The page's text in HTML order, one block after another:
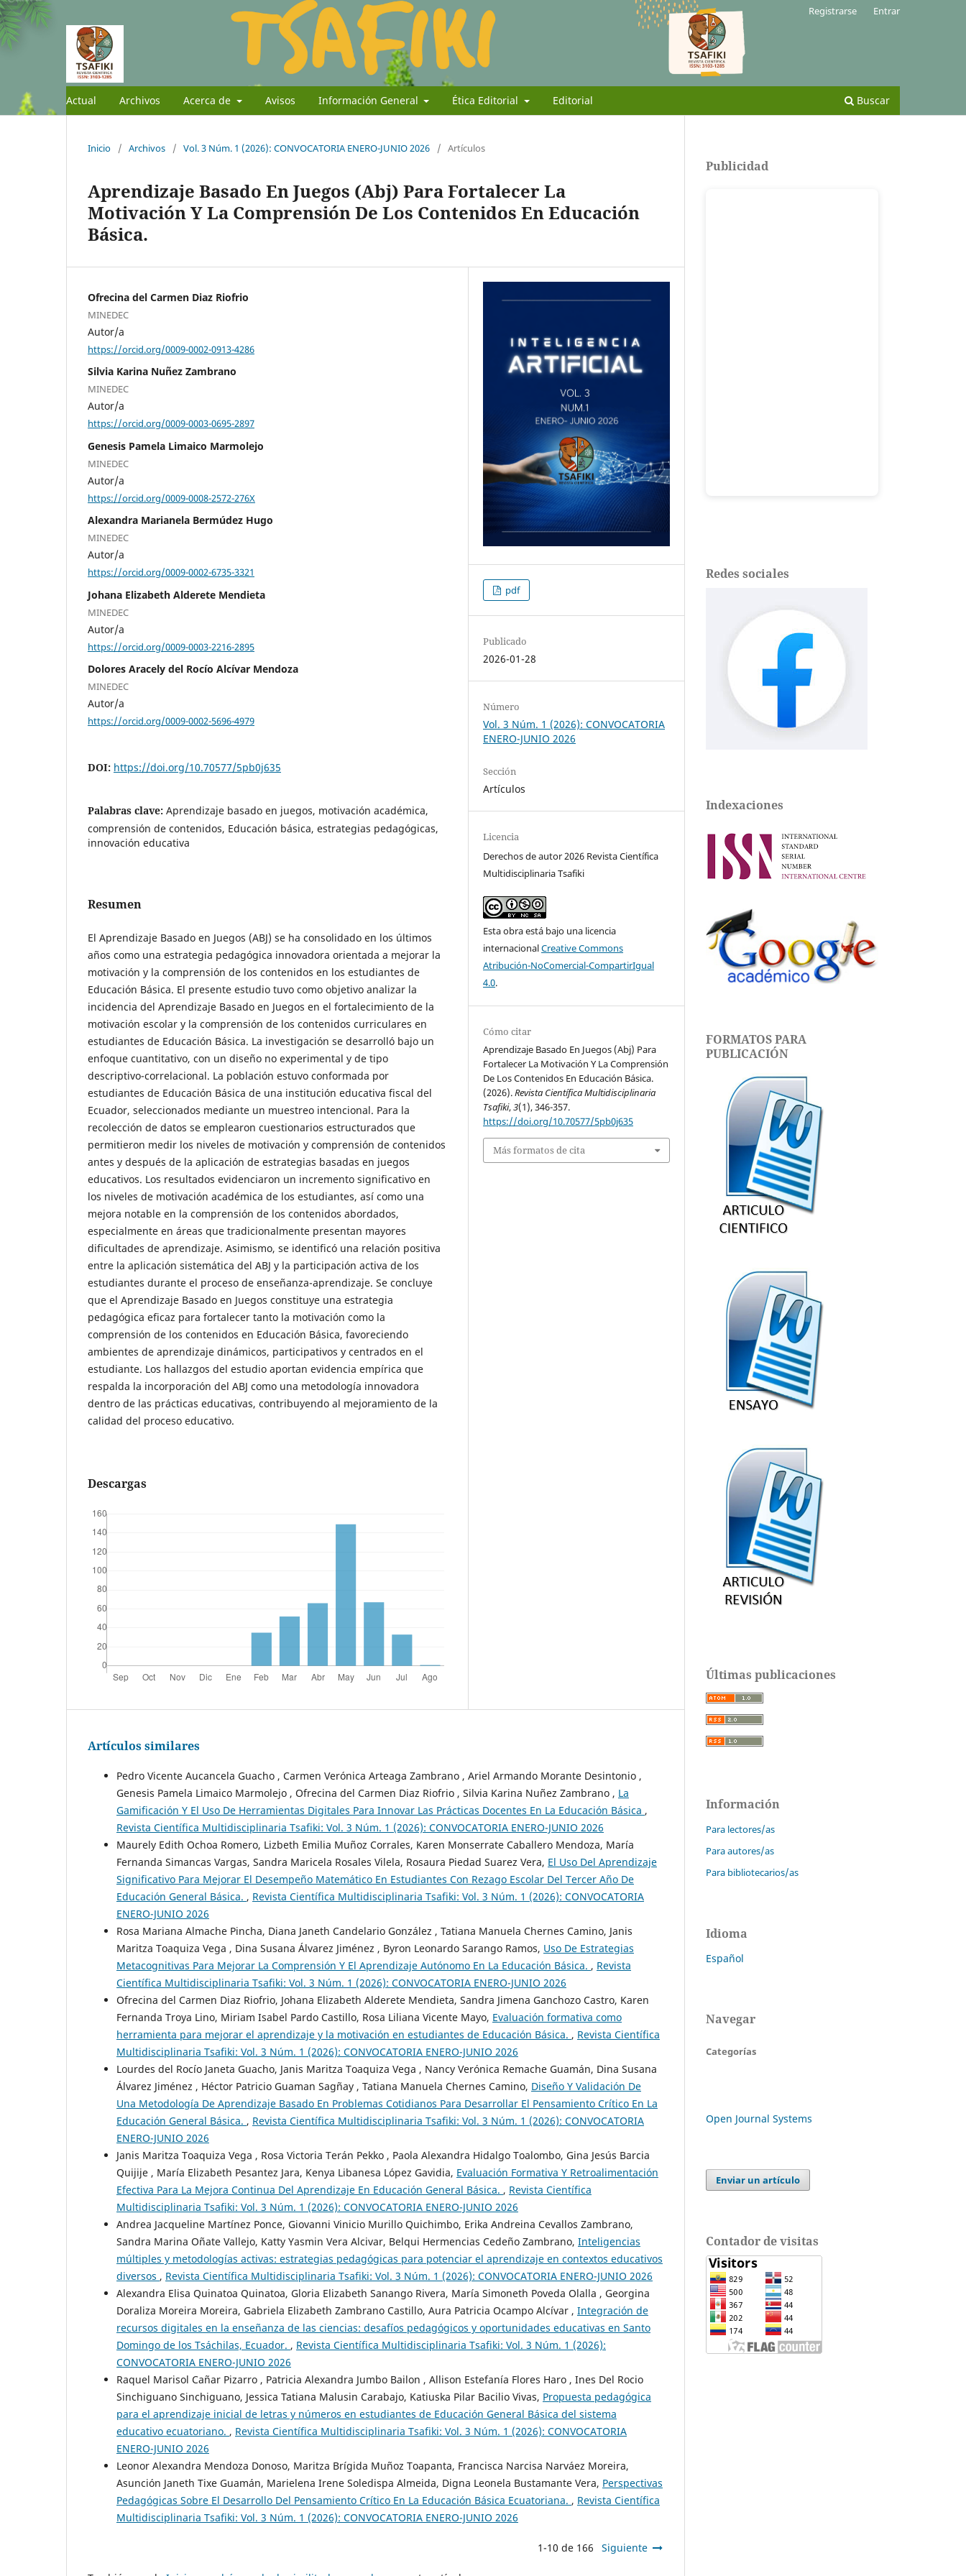
Actual Archivos Acerca de Avisos Información General Ética Editorial Editorial Buscar
Registrarse Entrar
Inicio / Archivos / Vol. 3 Núm. 1 (2026): CONVOCATORIA ENERO-JUNIO 2026 / Artículos
Aprendizaje Basado En Juegos (Abj) Para Fortalecer La
Motivación Y La Comprensión De Los Contenidos En Educación
Básica.
Ofrecina del Carmen Diaz Riofrio
MINEDEC
Autor/a
https://orcid.org/0009-0002-0913-4286
Silvia Karina Nuñez Zambrano
MINEDEC
Autor/a
https://orcid.org/0009-0003-0695-2897
Genesis Pamela Limaico Marmolejo
MINEDEC
Autor/a
https://orcid.org/0009-0008-2572-276X
Alexandra Marianela Bermúdez Hugo
MINEDEC
Autor/a
https://orcid.org/0009-0002-6735-3321
Johana Elizabeth Alderete Mendieta
MINEDEC
Autor/a
https://orcid.org/0009-0003-2216-2895
Dolores Aracely del Rocío Alcívar Mendoza
MINEDEC
Autor/a
https://orcid.org/0009-0002-5696-4979
DOI: https://doi.org/10.70577/5pb0j635
Palabras clave: Aprendizaje basado en juegos, motivación académica,
comprensión de contenidos, Educación básica, estrategias pedagógicas,
innovación educativa
Resumen
El Aprendizaje Basado en Juegos (ABJ) se ha consolidado en los últimos
años como una estrategia pedagógica innovadora orientada a mejorar la
motivación y la comprensión de los contenidos en los estudiantes de
Educación Básica. El presente estudio tuvo como objetivo analizar la
incidencia del Aprendizaje Basado en Juegos en el fortalecimiento de la
motivación escolar y la comprensión de los contenidos curriculares en
estudiantes de Educación Básica. La investigación se desarrolló bajo un
enfoque cuantitativo, con un diseño no experimental y de tipo
descriptivo-correlacional. La población estuvo conformada por
estudiantes de Educación Básica de una institución educativa fiscal del
Ecuador, seleccionados mediante un muestreo intencional. Para la
recolección de datos se emplearon cuestionarios estructurados que
permitieron medir los niveles de motivación y comprensión de contenidos
antes y después de la aplicación de estrategias basadas en juegos
educativos. Los resultados evidenciaron un incremento significativo en
los niveles de motivación académica de los estudiantes, así como una
mejora notable en la comprensión de los contenidos abordados,
especialmente en áreas que tradicionalmente presentan mayores
dificultades de aprendizaje. Asimismo, se identificó una relación positiva
entre la aplicación sistemática del ABJ y la participación activa de los
estudiantes durante el proceso de enseñanza-aprendizaje. Se concluye
que el Aprendizaje Basado en Juegos constituye una estrategia
pedagógica eficaz para fortalecer tanto la motivación como la
comprensión de los contenidos en Educación Básica, favoreciendo
ambientes de aprendizaje dinámicos, participativos y centrados en el
estudiante. Los hallazgos del estudio aportan evidencia empírica que
respalda la incorporación del ABJ como una metodología innovadora
dentro de las prácticas educativas, contribuyendo al mejoramiento de la
calidad del proceso educativo.
Descargas
pdf
Publicado
2026-01-28
Número
Vol. 3 Núm. 1 (2026): CONVOCATORIA
ENERO-JUNIO 2026
Sección
Artículos
Licencia
Derechos de autor 2026 Revista Científica
Multidisciplinaria Tsafiki
Esta obra está bajo una licencia
internacionalCreative Commons
Atribución-NoComercial-CompartirIgual
4.0.
Cómo citar
Aprendizaje Basado En Juegos (Abj) Para
Fortalecer La Motivación Y La Comprensión
De Los Contenidos En Educación Básica.
(2026).Revista Científica Multidisciplinaria
Tsafiki,3(1), 346-357.
https://doi.org/10.70577/5pb0j635
Más formatos de cita
Artículos similares
Pedro Vicente Aucancela Guacho , Carmen Verónica Arteaga Zambrano , Ariel Armando Morante Desintonio ,
Genesis Pamela Limaico Marmolejo , Ofrecina del Carmen Diaz Riofrio , Silvia Karina Nuñez Zambrano , La
Gamificación Y El Uso De Herramientas Digitales Para Innovar Las Prácticas Docentes En La Educación Básica ,
Revista Científica Multidisciplinaria Tsafiki: Vol. 3 Núm. 1 (2026): CONVOCATORIA ENERO-JUNIO 2026
Maurely Edith Ochoa Romero, Lizbeth Emilia Muñoz Corrales, Karen Monserrate Caballero Mendoza, María
Fernanda Simancas Vargas, Sandra Maricela Rosales Vilela, Rosaura Piedad Suarez Vera, El Uso Del Aprendizaje
Significativo Para Mejorar El Desempeño Matemático En Estudiantes Con Rezago Escolar Del Tercer Año De
Educación General Básica. , Revista Científica Multidisciplinaria Tsafiki: Vol. 3 Núm. 1 (2026): CONVOCATORIA
ENERO-JUNIO 2026
Rosa Mariana Almache Pincha, Diana Janeth Candelario González , Tatiana Manuela Chernes Camino, Janis
Maritza Toaquiza Vega , Dina Susana Álvarez Jiménez , Byron Leonardo Sarango Ramos, Uso De Estrategias
Metacognitivas Para Mejorar La Comprensión Y El Aprendizaje Autónomo En La Educación Básica. , Revista
Científica Multidisciplinaria Tsafiki: Vol. 3 Núm. 1 (2026): CONVOCATORIA ENERO-JUNIO 2026
Ofrecina del Carmen Diaz Riofrio, Johana Elizabeth Alderete Mendieta, Sandra Jimena Ganchozo Castro, Karen
Fernanda Troya Lino, Miriam Isabel Pardo Castillo, Rosa Liliana Vicente Mayo, Evaluación formativa como
herramienta para mejorar el aprendizaje y la motivación en estudiantes de Educación Básica. , Revista Científica
Multidisciplinaria Tsafiki: Vol. 3 Núm. 1 (2026): CONVOCATORIA ENERO-JUNIO 2026
Lourdes del Rocío Janeta Guacho, Janis Maritza Toaquiza Vega , Nancy Verónica Remache Guamán, Dina Susana
Álvarez Jiménez , Héctor Patricio Guaman Sagñay , Tatiana Manuela Chernes Camino, Diseño Y Validación De
Una Metodología De Aprendizaje Basado En Problemas Cotidianos Para Desarrollar El Pensamiento Crítico En La
Educación General Básica. , Revista Científica Multidisciplinaria Tsafiki: Vol. 3 Núm. 1 (2026): CONVOCATORIA
ENERO-JUNIO 2026
Janis Maritza Toaquiza Vega , Rosa Victoria Terán Pekko , Paola Alexandra Hidalgo Toalombo, Gina Jesús Barcia
Quijije , María Elizabeth Pesantez Jara, Kenya Libanesa López Gavidia, Evaluación Formativa Y Retroalimentación
Efectiva Para La Mejora Continua Del Aprendizaje En Educación General Básica. , Revista Científica
Multidisciplinaria Tsafiki: Vol. 3 Núm. 1 (2026): CONVOCATORIA ENERO-JUNIO 2026
Andrea Jacqueline Martínez Ponce, Giovanni Vinicio Murillo Quichimbo, Erika Andreina Cevallos Zambrano,
Sandra Marina Oñate Vallejo, Katty Yasmin Vera Alcivar, Belqui Hermencias Cedeño Zambrano, Inteligencias
múltiples y metodologías activas: estrategias pedagógicas para potenciar el aprendizaje en contextos educativos
diversos , Revista Científica Multidisciplinaria Tsafiki: Vol. 3 Núm. 1 (2026): CONVOCATORIA ENERO-JUNIO 2026
Alexandra Elisa Quinatoa Quinatoa, Gloria Elizabeth Sanango Rivera, María Simoneth Poveda Olalla , Georgina
Doraliza Moreira Moreira, Gabriela Elizabeth Zambrano Castillo, Aura Patricia Ocampo Alcívar , Integración de
recursos digitales en la enseñanza de las ciencias: desafíos pedagógicos y oportunidades educativas en Santo
Domingo de los Tsáchilas, Ecuador. , Revista Científica Multidisciplinaria Tsafiki: Vol. 3 Núm. 1 (2026):
CONVOCATORIA ENERO-JUNIO 2026
Raquel Marisol Cañar Pizarro , Patricia Alexandra Jumbo Bailon , Allison Estefanía Flores Haro , Ines Del Rocio
Sinchiguano Sinchiguano, Jessica Tatiana Malusin Carabajo, Katiuska Pilar Bacilio Vivas, Propuesta pedagógica
para el aprendizaje inicial de letras y números en estudiantes de Educación General Básica del sistema
educativo ecuatoriano. , Revista Científica Multidisciplinaria Tsafiki: Vol. 3 Núm. 1 (2026): CONVOCATORIA
ENERO-JUNIO 2026
Leonor Alexandra Mendoza Donoso, Maritza Brígida Muñoz Toapanta, Francisca Narcisa Narváez Moreira,
Asunción Janeth Tixe Guamán, Marielena Irene Soledispa Almeida, Digna Leonela Bustamante Vera, Perspectivas
Pedagógicas Sobre El Desarrollo Del Pensamiento Crítico En La Educación Básica Ecuatoriana. , Revista Científica
Multidisciplinaria Tsafiki: Vol. 3 Núm. 1 (2026): CONVOCATORIA ENERO-JUNIO 2026
1-10 de 166 Siguiente
Publicidad
Redes sociales
Indexaciones
FORMATOS PARA
PUBLICACIÓN
Últimas publicaciones
Información
Para lectores/as
Para autores/as
Para bibliotecarios/as
Idioma
Español
Navegar
Categorías
Open Journal Systems
Enviar un artículo
Contador de visitas